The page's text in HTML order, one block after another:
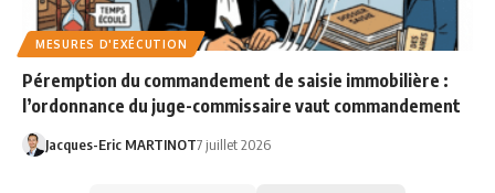
MESURES D'EXÉCUTION
Péremption du commandement de saisie immobilière :
l’ordonnance du juge-commissaire vaut commandement
Jacques-Eric MARTINOT7 juillet 2026